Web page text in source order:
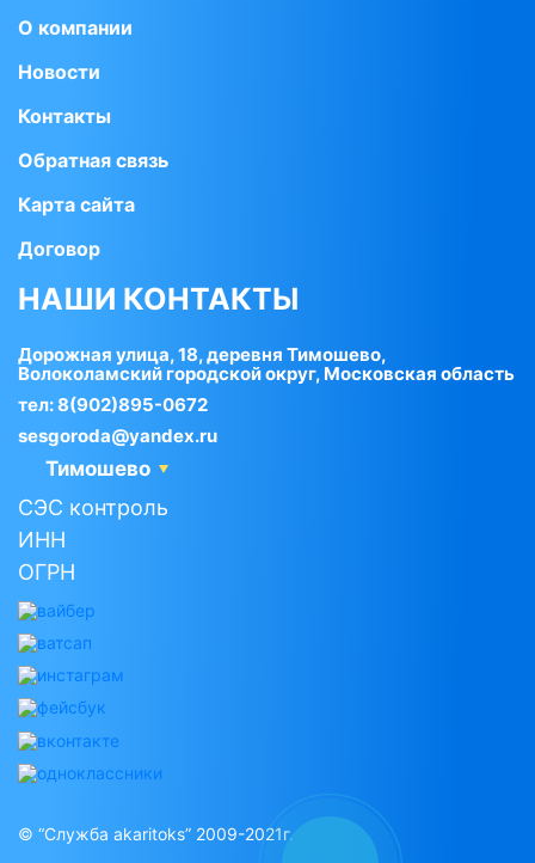
О компании
Новости
Контакты
Обратная связь
Карта сайта
Договор
НАШИ КОНТАКТЫ
Дорожная улица, 18, деревня Тимошево,
Волоколамский городской округ, Московская область
тел:8(902)895-0672
sesgoroda@yandex.ru
Тимошево
СЭС контроль
ИНН
ОГРН
© “Служба akaritoks” 2009-2021г.